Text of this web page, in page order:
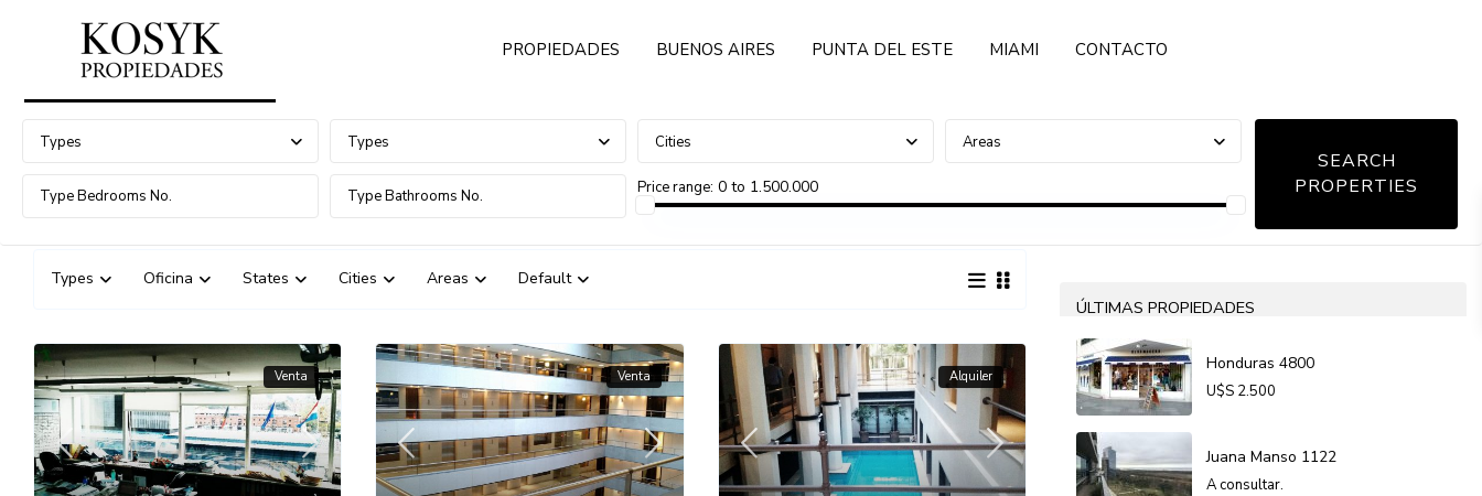
PROPIEDADES BUENOS AIRES PUNTA DEL ESTE MIAMI CONTACTO
FULLSCREEN
Advanced Search
Types Types Cities Areas
Price range: 0 to 1.500.000
Types Oficina States Cities Areas Default
Venta Venta Alquiler
ÚLTIMAS PROPIEDADES
Honduras 4800
U$S 2.500
Juana Manso 1122
A consultar.